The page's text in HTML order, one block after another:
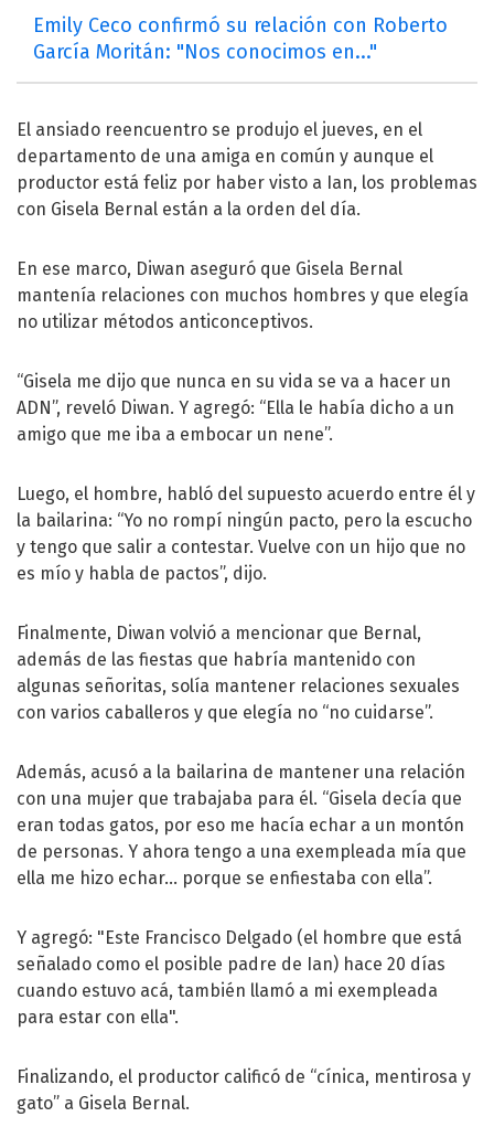
Emily Ceco confirmó su relación con Roberto
García Moritán: "Nos conocimos en..."
El ansiado reencuentro se produjo el jueves, en el
departamento de una amiga en común y aunque el
productor está feliz por haber visto a Ian, los problemas
con Gisela Bernal están a la orden del día.
En ese marco, Diwan aseguró que Gisela Bernal
mantenía relaciones con muchos hombres y que elegía
no utilizar métodos anticonceptivos.
“Gisela me dijo que nunca en su vida se va a hacer un
ADN”, reveló Diwan. Y agregó: “Ella le había dicho a un
amigo que me iba a embocar un nene”.
Luego, el hombre, habló del supuesto acuerdo entre él y
la bailarina: “Yo no rompí ningún pacto, pero la escucho
y tengo que salir a contestar. Vuelve con un hijo que no
es mío y habla de pactos”, dijo.
Finalmente, Diwan volvió a mencionar que Bernal,
además de las fiestas que habría mantenido con
algunas señoritas, solía mantener relaciones sexuales
con varios caballeros y que elegía no “no cuidarse”.
Además, acusó a la bailarina de mantener una relación
con una mujer que trabajaba para él. “Gisela decía que
eran todas gatos, por eso me hacía echar a un montón
de personas. Y ahora tengo a una exempleada mía que
ella me hizo echar... porque se enfiestaba con ella”.
Y agregó: "Este Francisco Delgado (el hombre que está
señalado como el posible padre de Ian) hace 20 días
cuando estuvo acá, también llamó a mi exempleada
para estar con ella".
Finalizando, el productor calificó de “cínica, mentirosa y
gato” a Gisela Bernal.